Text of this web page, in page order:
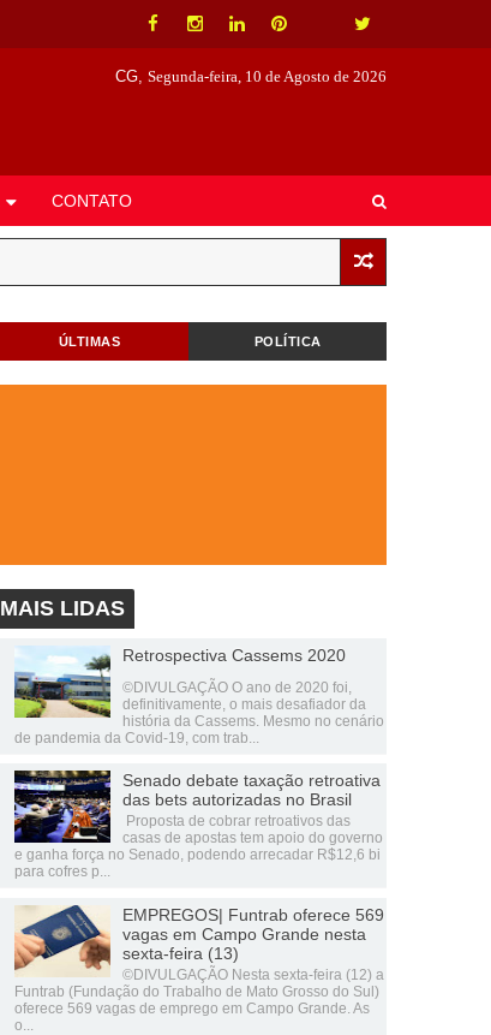
CG, Segunda-feira, 10 de Agosto de 2026
CONTATO
ÚLTIMAS POLÍTICA
MAIS LIDAS
Retrospectiva Cassems 2020
©DIVULGAÇÃO O ano de 2020 foi,
definitivamente, o mais desafiador da
história da Cassems. Mesmo no cenário
de pandemia da Covid-19, com trab...
Senado debate taxação retroativa
das bets autorizadas no Brasil
Proposta de cobrar retroativos das
casas de apostas tem apoio do governo
e ganha força no Senado, podendo arrecadar R$12,6 bi
para cofres p...
EMPREGOS| Funtrab oferece 569
vagas em Campo Grande nesta
sexta-feira (13)
©DIVULGAÇÃO Nesta sexta-feira (12) a
Funtrab (Fundação do Trabalho de Mato Grosso do Sul)
oferece 569 vagas de emprego em Campo Grande. As
o...